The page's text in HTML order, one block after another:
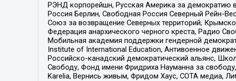
РЭНД корпорейшн, Русская Америка за демократию
Россия Берлин, Свободная Россия Северный Рейн-
Союз за возвращение Северных территорий,
Федерация анархического черного креста, Радио
Мобильная академия поддержки гендерной
Institute of International Education, Антивоенное
Российско-канадский демократический альянс,
Свободу, Фонд имени Фридриха Науманна за
Karelia, Вернись живым, Фридом Хаус, СОТА медиа,